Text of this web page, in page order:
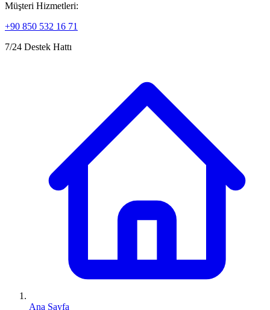
Müşteri Hizmetleri:
+90 850 532 16 71
7/24 Destek Hattı
Ana Sayfa